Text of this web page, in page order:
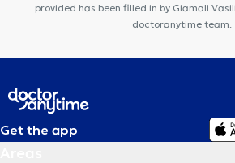
provided has been filled in by Giamali
doctoranytime team.
Get the app